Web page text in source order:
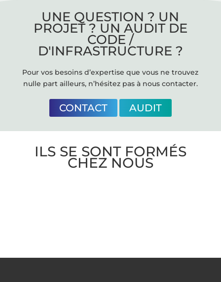
UNE QUESTION ? UN
PROJET ? UN AUDIT DE
CODE /
D'INFRASTRUCTURE ?
Pour vos besoins d’expertise que vous ne trouvez
nulle part ailleurs, n’hésitez pas à nous contacter.
CONTACT AUDIT
ILS SE SONT FORMÉS
CHEZ NOUS